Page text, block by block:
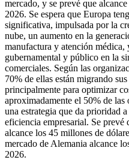
mercado, y se prevé que
2026. Se espera que Europa
significativa, impulsada por la
nube, un aumento en la
manufactura y atención médica,
gubernamental y público en la
comerciales. Según las
70% de ellas están migrando
principalmente para optimizar
aproximadamente el 50% de
una estrategia que da prioridad
eficiencia empresarial. Se
alcance los 45 millones de
mercado de Alemania alcance
2026.